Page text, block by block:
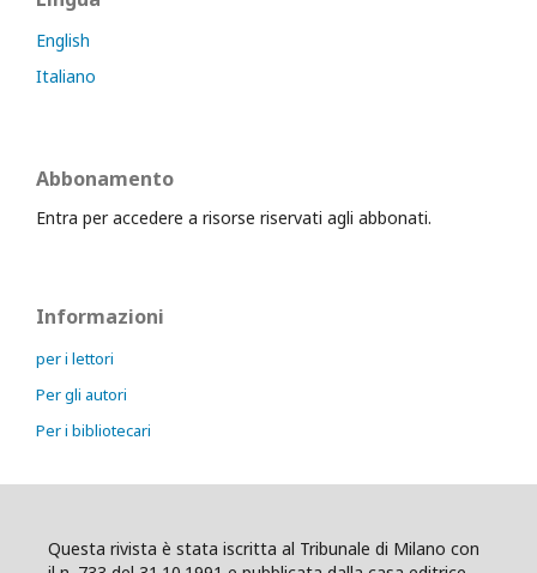
English
Italiano
Abbonamento
Entra per accedere a risorse riservati agli abbonati.
Informazioni
per i lettori
Per gli autori
Per i bibliotecari
Questa rivista è stata iscritta al Tribunale di Milano con